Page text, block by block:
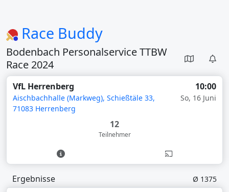
Race Buddy
Bodenbach Personalservice TTBW
Race 2024
VfL Herrenberg
Aischbachhalle (Markweg), Schießtäle 33,
71083 Herrenberg
10:00
So, 16 Juni
12
Teilnehmer
Ergebnisse Ø 1375